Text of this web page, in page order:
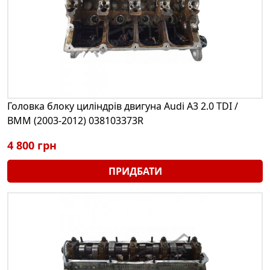
Головка блоку циліндрів двигуна Audi A3 2.0 TDI /
BMM (2003-2012) 038103373R
4 800 грн
ПРИДБАТИ